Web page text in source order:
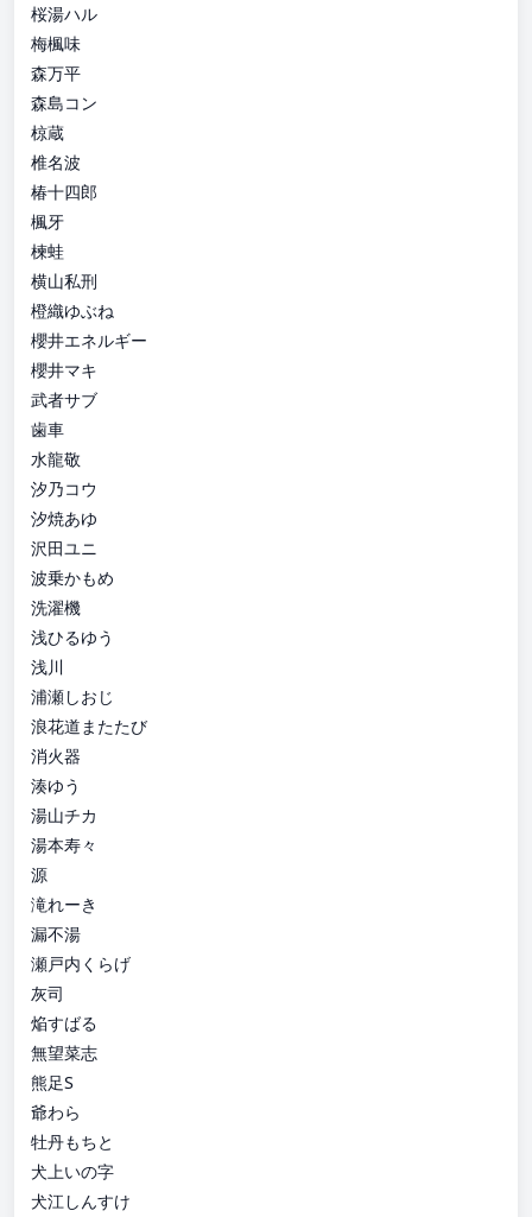
桜湯ハル
梅楓味
森万平
森島コン
椋蔵
椎名波
椿十四郎
楓牙
楝蛙
横山私刑
橙織ゆぶね
櫻井エネルギー
櫻井マキ
武者サブ
歯車
水龍敬
汐乃コウ
汐焼あゆ
沢田ユニ
波乗かもめ
洗濯機
浅ひるゆう
浅川
浦瀬しおじ
浪花道またたび
消火器
湊ゆう
湯山チカ
湯本寿々
源
滝れーき
漏不湯
瀬戸内くらげ
灰司
焔すばる
無望菜志
熊足S
爺わら
牡丹もちと
犬上いの字
犬江しんすけ